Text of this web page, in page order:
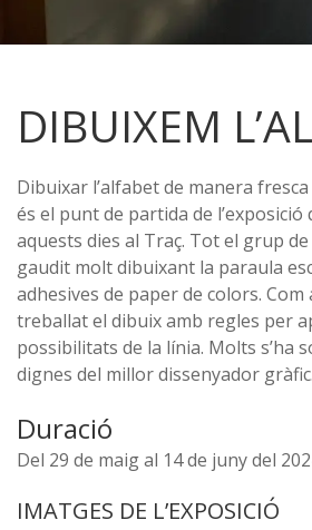
DIBUIXEM
Dibuixar l’alfabet de manera
és el punt de partida de
aquests dies al Traç. Tot el grup
gaudit molt dibuixant la paraula
adhesives de paper de colors.
treballat el dibuix amb regles per
possibilitats de la línia. Molts s’ha
dignes del millor dissenyador
Duració
Del 29 de maig al 14 de juny del
IMATGES DE L’EXPOSICIÓ